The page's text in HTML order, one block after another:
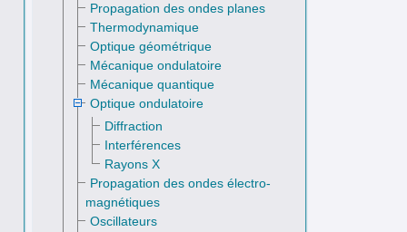
Propagation des ondes planes
Thermodynamique
Optique géométrique
Mécanique ondulatoire
Mécanique quantique
Optique ondulatoire
Diffraction
Interférences
Rayons X
Propagation des ondes électro­
magnétiques
Oscillateurs